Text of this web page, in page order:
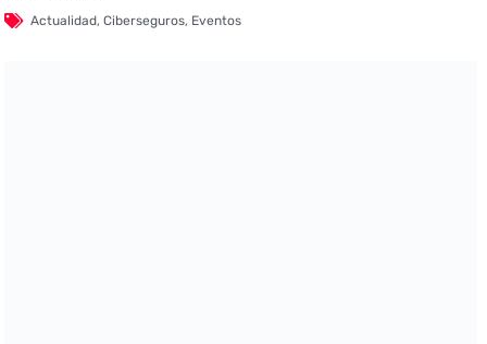
Actualidad,Ciberseguros, Eventos